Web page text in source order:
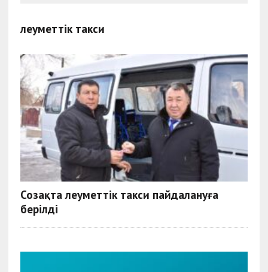
әлеуметтік такси
Созақта әлеуметтік такси пайдалануға
берілді